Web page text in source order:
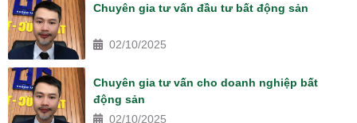
Chuyên gia tư vấn đầu tư bất động sản
02/10/2025
Chuyên gia tư vấn cho doanh nghiệp bất
động sản
02/10/2025